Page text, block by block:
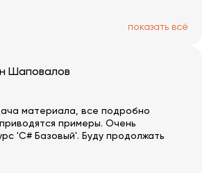
показать всё
Шаповалов
материала, все подробно
примеры. Очень
'С# Базовый'. Буду продолжать